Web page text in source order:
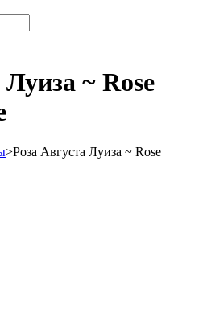
~ Rose
>Роза Августа Луиза ~ Rose